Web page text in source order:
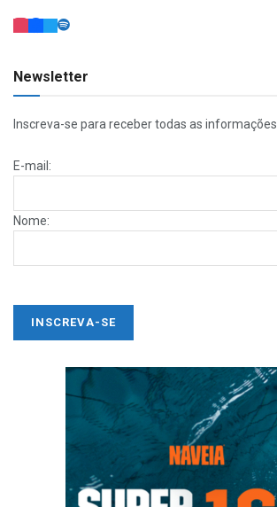
Newsletter
Inscreva-se para receber todas as informações
E-mail:
Nome: